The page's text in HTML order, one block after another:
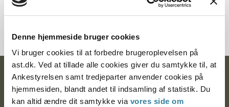
Denne hjemmeside bruger cookies
Vi bruger cookies til at forbedre brugeroplevelsen på
ast.dk. Ved at tillade alle cookies giver du samtykke til, at
Ankestyrelsen samt tredjeparter anvender cookies på
hjemmesiden, blandt andet til indsamling af statistik. Du
kan altid ændre dit samtykke via vores side om
Download PDF
Ankestyrelsen
Postadresse: